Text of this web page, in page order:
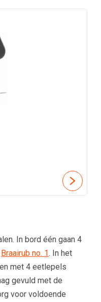
In bord één gaan 4
Braairub no. 1. In het
met 4 eetlepels
gevuld met de
voor voldoende